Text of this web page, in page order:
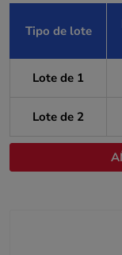
Tipo de lote
Lote de 1
Lote de 2